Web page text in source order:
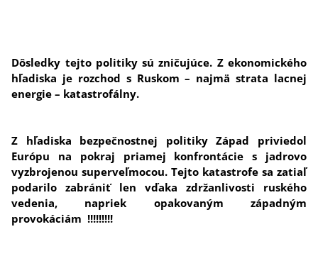
Dôsledky tejto politiky sú zničujúce. Z ekonomického
hľadiska je rozchod s Ruskom – najmä strata lacnej
energie – katastrofálny.
Z hľadiska bezpečnostnej politiky Západ priviedol
Európu na pokraj priamej konfrontácie s jadrovo
vyzbrojenou superveľmocou. Tejto katastrofe sa zatiaľ
podarilo zabrániť len vďaka zdržanlivosti ruského
vedenia, napriek opakovaným západným
provokáciám !!!!!!!!!